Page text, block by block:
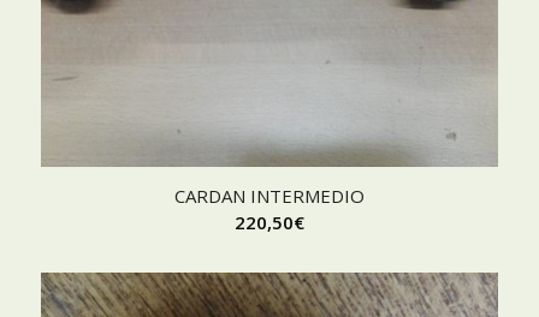
CARDAN INTERMEDIO
220,50€